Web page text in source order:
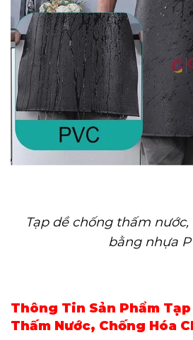
Tạp dề chống thấm
bằng nhựa
Thông Tin Sản Phẩm
Thấm Nước, Chống Hóa